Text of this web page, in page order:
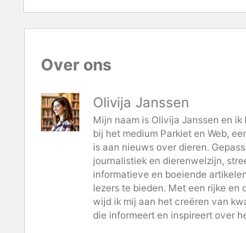
Over ons
Olivija Janssen
Mijn naam is Olivija Janssen en
bij het medium Parkiet en Web,
is aan nieuws over dieren.
journalistiek en dierenwelzijn,
informatieve en boeiende
lezers te bieden. Met een rijke en
wijd ik mij aan het creëren van
die informeert en inspireert over